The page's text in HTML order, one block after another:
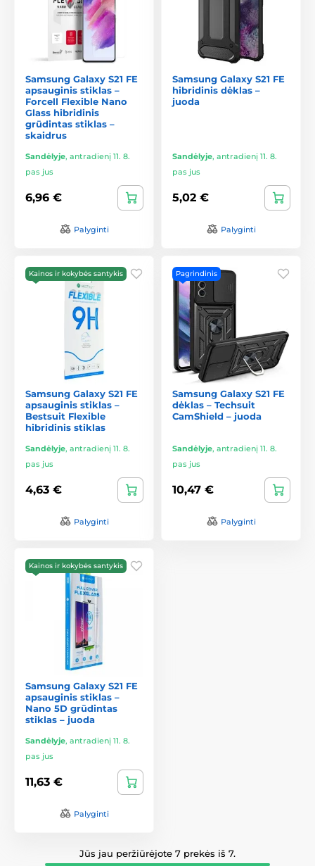
Samsung Galaxy S21 FE
apsauginis stiklas –
Forcell Flexible Nano
Glass hibridinis
grūdintas stiklas –
skaidrus
Sandėlyje, antradienį 11. 8.
pas jus
6,96 €
Palyginti
Samsung Galaxy S21 FE
hibridinis dėklas –
juoda
Sandėlyje, antradienį 11. 8.
pas jus
5,02 €
Palyginti
Kainos ir kokybės santykis
Samsung Galaxy S21 FE
apsauginis stiklas –
Bestsuit Flexible
hibridinis stiklas
Sandėlyje, antradienį 11. 8.
pas jus
4,63 €
Palyginti
Pagrindinis
Samsung Galaxy S21 FE
dėklas – Techsuit
CamShield – juoda
Sandėlyje, antradienį 11. 8.
pas jus
10,47 €
Palyginti
Kainos ir kokybės santykis
Samsung Galaxy S21 FE
apsauginis stiklas –
Nano 5D grūdintas
stiklas – juoda
Sandėlyje, antradienį 11. 8.
pas jus
11,63 €
Palyginti
Jūs jau peržiūrėjote 7 prekės iš 7.